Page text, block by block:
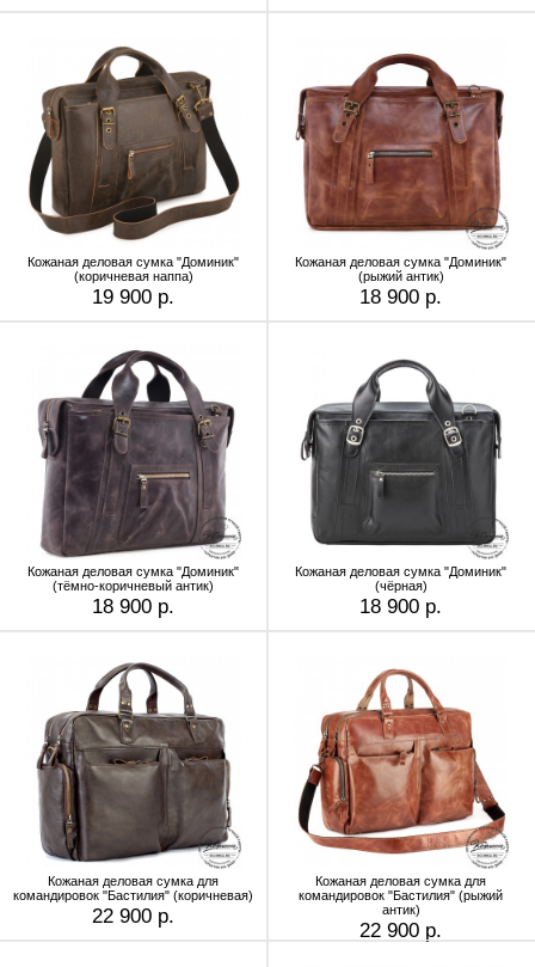
Кожаная деловая сумка "Доминик"
(коричневая наппа)
19 900 р.
Кожаная деловая сумка "Доминик"
(рыжий антик)
18 900 р.
Кожаная деловая сумка "Доминик"
(тёмно-коричневый антик)
18 900 р.
Кожаная деловая сумка "Доминик"
(чёрная)
18 900 р.
Кожаная деловая сумка для
командировок "Бастилия" (коричневая)
22 900 р.
Кожаная деловая сумка для
командировок "Бастилия" (рыжий
антик)
22 900 р.